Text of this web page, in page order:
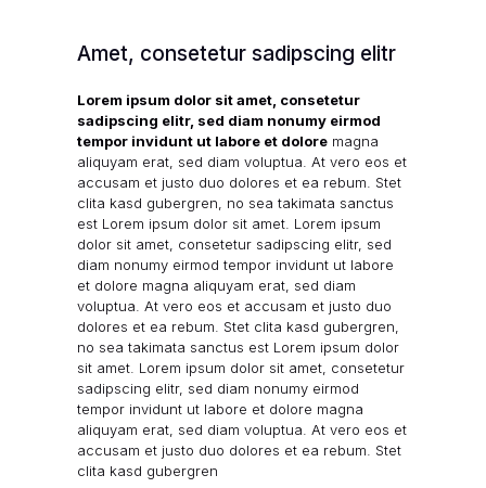
Amet, consetetur sadipscing elitr
Lorem ipsum dolor sit amet, consetetur
sadipscing elitr, sed diam nonumy eirmod
tempor invidunt ut labore et dolore magna
aliquyam erat, sed diam voluptua. At vero eos et
accusam et justo duo dolores et ea rebum. Stet
clita kasd gubergren, no sea takimata sanctus
est Lorem ipsum dolor sit amet. Lorem ipsum
dolor sit amet, consetetur sadipscing elitr, sed
diam nonumy eirmod tempor invidunt ut labore
et dolore magna aliquyam erat, sed diam
voluptua. At vero eos et accusam et justo duo
dolores et ea rebum. Stet clita kasd gubergren,
no sea takimata sanctus est Lorem ipsum dolor
sit amet. Lorem ipsum dolor sit amet, consetetur
sadipscing elitr, sed diam nonumy eirmod
tempor invidunt ut labore et dolore magna
aliquyam erat, sed diam voluptua. At vero eos et
accusam et justo duo dolores et ea rebum.
Stet
clita kasd gubergren